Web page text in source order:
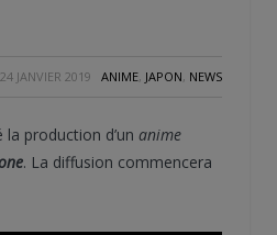
24 JANVIER 2019 ANIME, JAPON, NEWS
la production d’un anime
. La diffusion commencera